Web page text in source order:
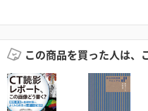
この商品を買った人は、